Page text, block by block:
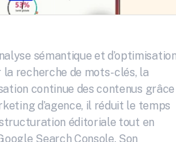
sémantique et
recherche de mots-clés, la
continue des contenus grâce
d’agence, il réduit le temps
éditoriale tout en
Search Console. Son